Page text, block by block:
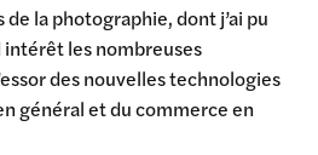
la photographie, dont j’ai pu
intérêt les nombreuses
des nouvelles technologies
général et du commerce en